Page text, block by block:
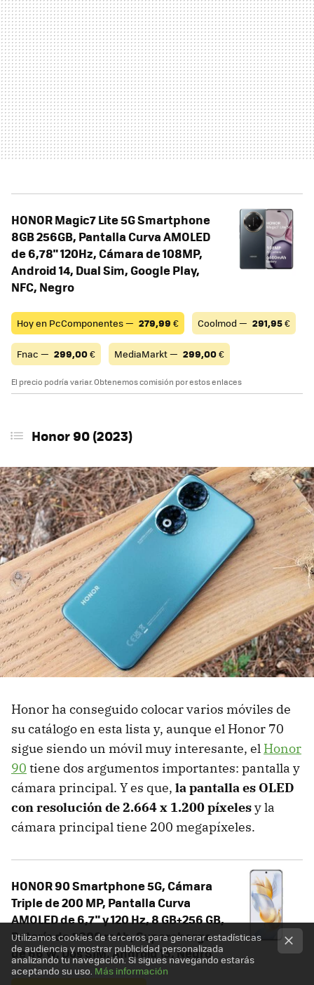
HONOR Magic7 Lite 5G Smartphone
8GB 256GB, Pantalla Curva AMOLED
de 6,78" 120Hz, Cámara de 108MP,
Android 14, Dual Sim, Google Play,
NFC, Negro
Hoy en PcComponentes — 279,99 € Coolmod — 291,95€
Fnac — 299,00€ MediaMarkt — 299,00€
El precio podría variar. Obtenemos comisión por estos enlaces
Honor 90 (2023)
Honor ha conseguido colocar varios móviles de
su catálogo en esta lista y, aunque el Honor 70
sigue siendo un móvil muy interesante, el Honor
90 tiene dos argumentos importantes: pantalla y
cámara principal. Y es que, la pantalla es OLED
con resolución de 2.664 x 1.200 píxelesy la
cámara principal tiene 200 megapíxeles.
HONOR 90 Smartphone 5G, Cámara
Triple de 200 MP, Pantalla Curva
AMOLED de 6,7" y 120 Hz, 8 GB+256 GB,
Batería de 5000 mAh, Supercharge
de 66 W, Dos SIM, Android 13, Negro
Utilizamos cookies de terceros para generar estadísticas
de audiencia y mostrar publicidad personalizada
analizando tu navegación. Si sigues navegando estarás
aceptando su uso. Más información